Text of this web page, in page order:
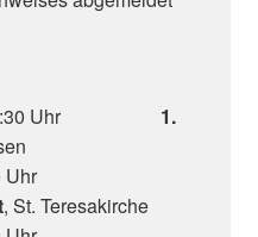
Uhr 1.
Uhr
, St. Teresakirche